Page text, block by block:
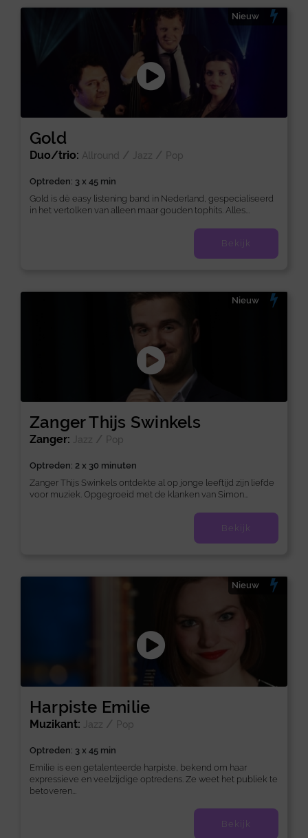
Gold
Nieuw
Duo/trio: Allround / Jazz / Pop
Optreden: 3 x 45 min
Gold is dè easy listening band in Nederland, gespecialiseerd
in het vertolken van alleen maar gouden tophits. Alles...
Bekijk
Zanger Thijs Swinkels
Nieuw
Zanger: Jazz / Pop
Optreden: 2 x 30 minuten
Zanger Thijs Swinkels ontdekte al op jonge leeftijd zijn liefde
voor muziek. Opgegroeid met de klanken van Simon...
Bekijk
Harpiste Emilie
Nieuw
Muzikant: Jazz / Pop
Optreden: 3 x 45 min
Emilie is een getalenteerde harpiste, bekend om haar
expressieve en veelzijdige optredens. Ze weet het publiek te
betoveren...
Bekijk